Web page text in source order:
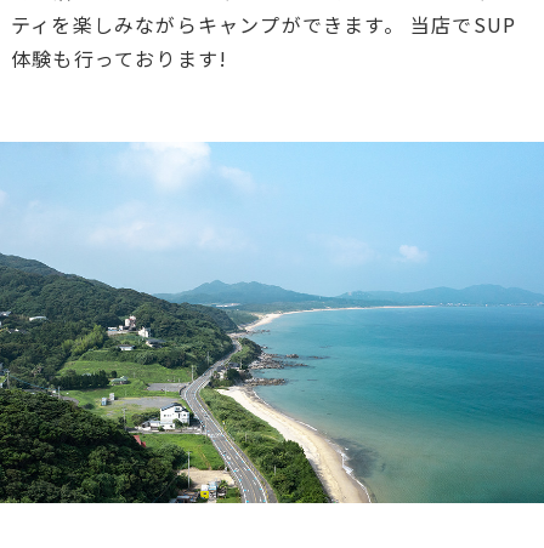
ティを楽しみながらキャンプができます。 当店でSUP
体験も行っております!